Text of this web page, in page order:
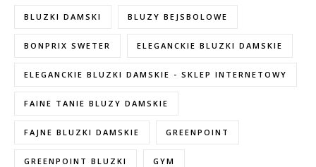
BLUZKI DAMSKI BLUZY BEJSBOLOWE
BONPRIX SWETER ELEGANCKIE BLUZKI DAMSKIE
ELEGANCKIE BLUZKI DAMSKIE - SKLEP INTERNETOWY
FAINE TANIE BLUZY DAMSKIE
FAJNE BLUZKI DAMSKIE GREENPOINT
GREENPOINT BLUZKI GYM